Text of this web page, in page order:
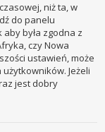
niż ta, w
do panelu
była zgodna z
czy Nowa
ustawień, może
Jeżeli
jest dobry